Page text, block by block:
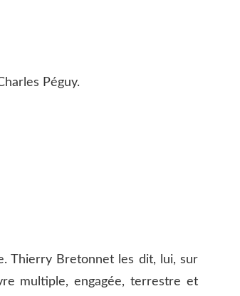
Péguy.
Thierry Bretonnet les dit, lui, sur
multiple, engagée, terrestre et